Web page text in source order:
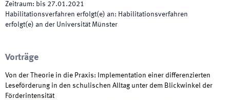
Zeitraum: bis 27.01.2021
Habilitationsverfahren erfolgt(e) an: Habilitationsverfahren
erfolgt(e) an der Universität Münster
Vorträge
Von der Theorie in die Praxis: Implementation einer differenzierten
Leseförderung in den schulischen Alltag unter dem Blickwinkel der
Förderintensität